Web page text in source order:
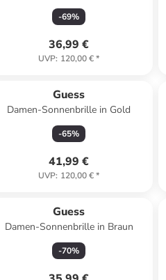
-69%
36,99 €
UVP: 120,00 €*
Guess
Damen-Sonnenbrille in Gold
-65%
41,99 €
UVP: 120,00 €*
Guess
Damen-Sonnenbrille in Braun
-70%